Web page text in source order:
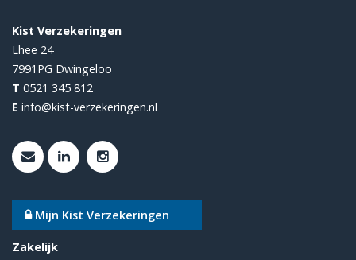
Kist Verzekeringen
Lhee 24
7991PG Dwingeloo
T 0521 345 812
E info@kist-verzekeringen.nl
Mijn Kist Verzekeringen
Zakelijk